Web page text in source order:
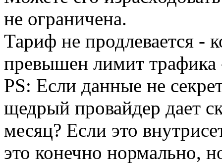
не ограничена.
Тариф не продлевается -
превышен лимит
PS: Если данные не
щедрый провайдер дает
месяц? Если это
это конечно нормально,